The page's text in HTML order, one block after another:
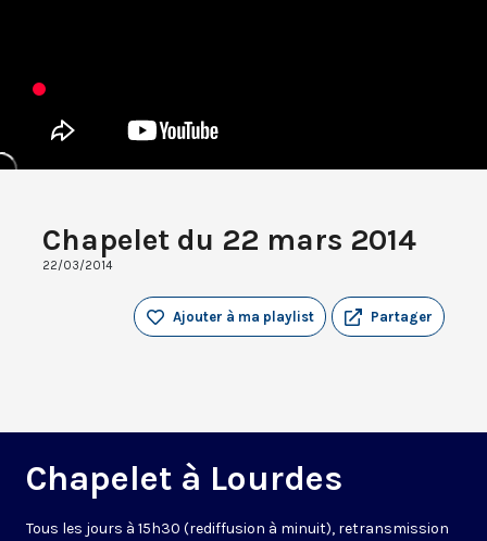
Chapelet du 22 mars 2014
22/03/2014
Partager
Ajouter à ma playlist
Chapelet à Lourdes
Tous les jours à 15h30 (rediffusion à minuit), retransmission